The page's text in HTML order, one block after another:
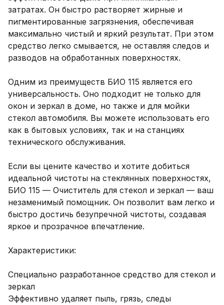
затратах. Он быстро растворяет жирные и
пигментированные загрязнения, обеспечивая
максимально чистый и яркий результат. При этом
средство легко смывается, не оставляя следов и
разводов на обработанных поверхностях.
Одним из преимуществ БИО 115 является его
универсальность. Оно подходит не только для
окон и зеркал в доме, но также и для мойки
стекол автомобиля. Вы можете использовать его
как в бытовых условиях, так и на станциях
технического обслуживания.
Если вы цените качество и хотите добиться
идеальной чистоты на стеклянных поверхностях,
БИО 115 — Очиститель для стекол и зеркал — ваш
незаменимый помощник. Он позволит вам легко и
быстро достичь безупречной чистоты, создавая
яркое и прозрачное впечатление.
Характеристики:
Специально разработанное средство для стекол и
зеркал
Эффективно удаляет пыль, грязь, следы